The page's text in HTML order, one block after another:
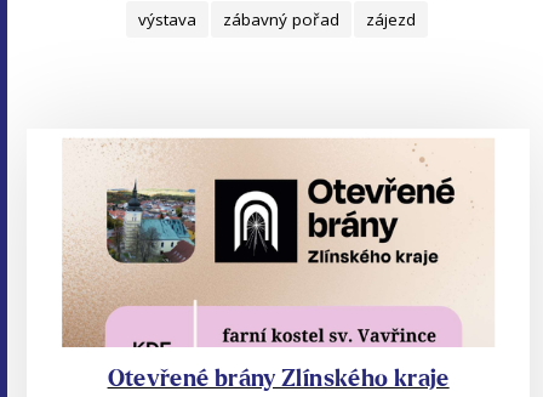
výstava
zábavný pořad zájezd
Otevřené brány Zlínského kraje